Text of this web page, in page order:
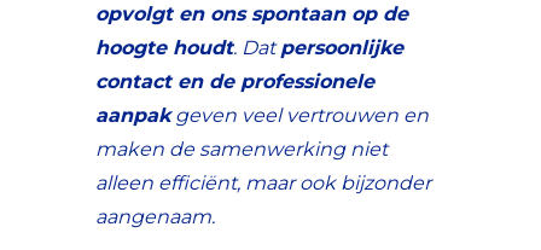
opvolgt en ons spontaan op de
hoogte houdt. Datpersoonlijke
contact en de professionele
aanpakgeven veel vertrouwen en
maken de samenwerking niet
alleen efficiënt, maar ook bijzonder
aangenaam.